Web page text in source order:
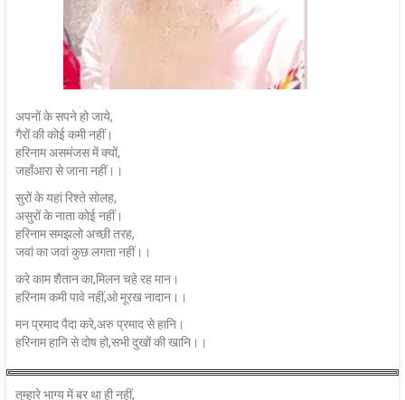
अपनों के सपने हो जाये,
गैरों की कोई कमी नहीं।
हरिनाम असमंजस में क्यों,
जहाँआरा से जाना नहीं।।
सुरों के यहां रिश्ते सोलह,
असुरों के नाता कोई नहीं।
हरिनाम समझलो अच्छी तरह,
जवां का जवां कुछ लगता नहीं।।
करे काम शैतान का,मिलन चहे रह मान।
हरिनाम कमी पावे नहीं,ओ मूरख नादान।।
मन प्रमाद पैदा करे,अरु प्रमाद से हानि।
हरिनाम हानि से दोष हो,सभी दुखों की खानि।।
तुम्हारे भाग्य में बर था ही नहीं,